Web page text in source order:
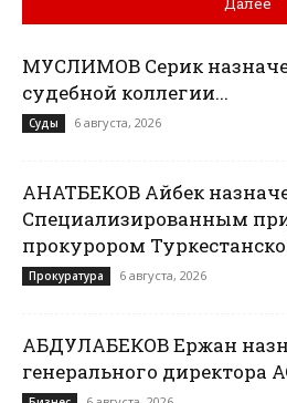
МУСЛИМОВ Серик
судебной коллегии...
Суды 6 августа, 2026
ҚАНАТБЕКОВ Айбек
Специализированным
прокурором
Прокуратура 6 августа, 2026
АБДУЛАБЕКОВ Ержан
генерального директора